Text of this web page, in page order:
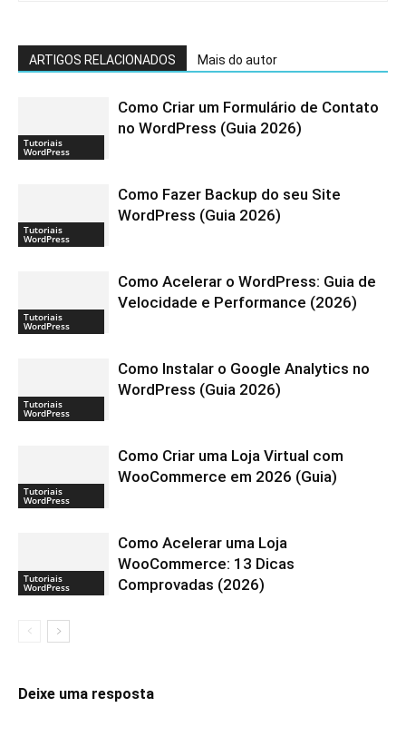
ARTIGOS RELACIONADOS Mais do autor
Tutoriais
WordPress
Como Criar um Formulário de Contato
no WordPress (Guia 2026)
Tutoriais
WordPress
Como Fazer Backup do seu Site
WordPress (Guia 2026)
Tutoriais
WordPress
Como Acelerar o WordPress: Guia de
Velocidade e Performance (2026)
Tutoriais
WordPress
Como Instalar o Google Analytics no
WordPress (Guia 2026)
Tutoriais
WordPress
Como Criar uma Loja Virtual com
WooCommerce em 2026 (Guia)
Tutoriais
WordPress
Como Acelerar uma Loja
WooCommerce: 13 Dicas
Comprovadas (2026)
Deixe uma resposta